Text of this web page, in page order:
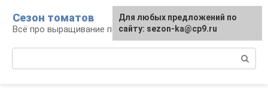
контенту
Сезон томатов
Всё про выращивание помидоров
Для любых предложений по
сайту: sezon-ka@cp9.ru